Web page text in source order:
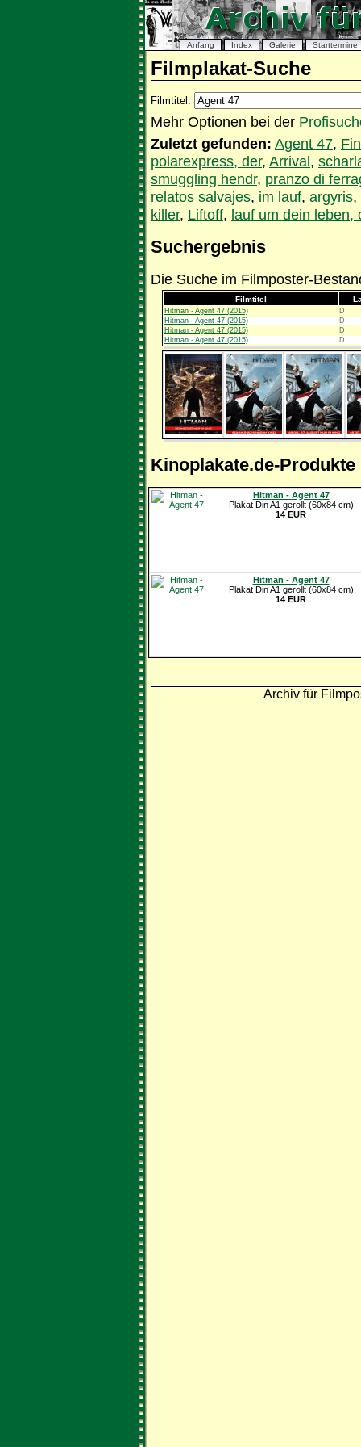
Anfang Index Galerie Starttermine
Filmplakat-Suche
Filmtitel:
Mehr Optionen bei der
Zuletzt gefunden: Agent 47,
polarexpress, der, Arrival,
smuggling hendr, pranzo di
relatos salvajes, im lauf, argyris,
killer, Liftoff, lauf um dein leben,
Suchergebnis
Die Suche im Filmposter-
Filmtitel
Hitman - Agent 47 (2015)
D
Hitman - Agent 47 (2015)
D
Hitman - Agent 47 (2015)
D
Hitman - Agent 47 (2015)
D
Kinoplakate.de-Produkte
Hitman - Agent 47
Plakat Din A1 gerollt (60x84 cm)
14 EUR
Hitman - Agent 47
Plakat Din A1 gerollt (60x84 cm)
14 EUR
Archiv für